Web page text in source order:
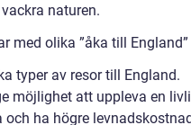
naturen.
med olika ”åka till England”
typer av resor till England.
möjlighet att uppleva en
ha högre